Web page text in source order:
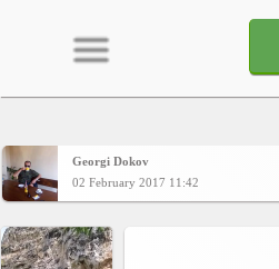
Home
CONTENT
Georgi Dokov
02 February 2017 11:42